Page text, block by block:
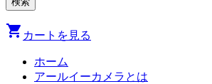
shopping_cart カートを見る
ホーム
アールイーカメラとは